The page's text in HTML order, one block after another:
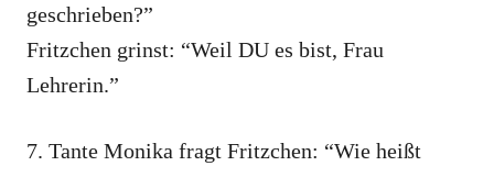
geschrieben?”
Fritzchen grinst: “Weil DU es bist, Frau
Lehrerin.”
7. Tante Monika fragt Fritzchen: “Wie heißt